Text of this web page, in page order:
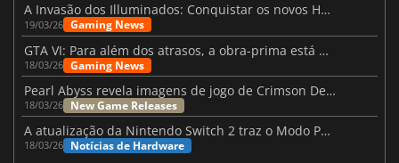
A Invasão dos Illuminados: Conquistar os novos Helldivers 2 Atualização!
19/03/26 Gaming News
GTA VI: Para além dos atrasos, a obra-prima está quase a chegar
18/03/26 Gaming News
Pearl Abyss revela imagens de jogo de Crimson Desert para a PS5
18/03/26 New Game Releases
A atualização da Nintendo Switch 2 traz o Modo Portátil aos jogos mais antigos da Switch
18/03/26 Notícias de Hardware